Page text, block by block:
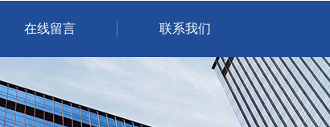
在线留言 联系我们